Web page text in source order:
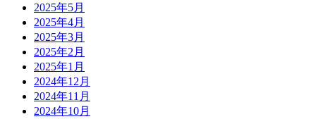
2025年5月
2025年4月
2025年3月
2025年2月
2025年1月
2024年12月
2024年11月
2024年10月